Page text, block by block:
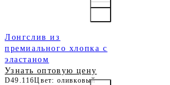
Лонгслив из
премиального хлопка с
эластаном
Узнать оптовую цену
D49.116Цвет: оливковый